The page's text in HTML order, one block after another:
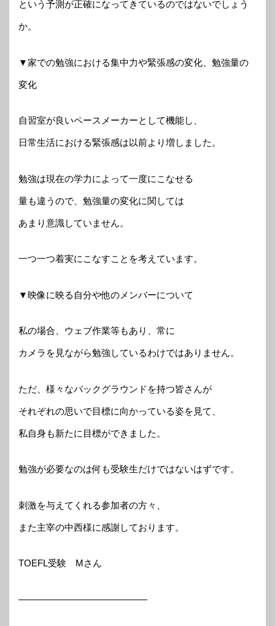
という予測が正確になってきているのではないでしょう
か。
▼家での勉強における集中力や緊張感の変化、勉強量の
変化
自習室が良いペースメーカーとして機能し、
日常生活における緊張感は以前より増しました。
勉強は現在の学力によって一度にこなせる
量も違うので、勉強量の変化に関しては
あまり意識していません。
一つ一つ着実にこなすことを考えています。
▼映像に映る自分や他のメンバーについて
私の場合、ウェブ作業等もあり、常に
カメラを見ながら勉強しているわけではありません。
ただ、様々なバックグラウンドを持つ皆さんが
それぞれの思いで目標に向かっている姿を見て、
私自身も新たに目標ができました。
勉強が必要なのは何も受験生だけではないはずです。
刺激を与えてくれる参加者の方々、
また主宰の中西様に感謝しております。
TOEFL受験 Mさん
——————————————